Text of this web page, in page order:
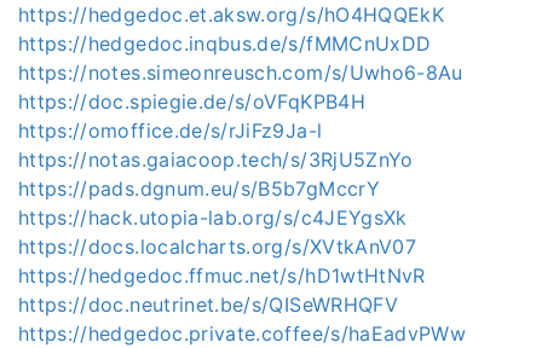
https://hedgedoc.et.aksw.org/s/hO4HQQEkK
https://hedgedoc.inqbus.de/s/fMMCnUxDD
https://notes.simeonreusch.com/s/Uwho6-8Au
https://doc.spiegie.de/s/oVFqKPB4H
https://omoffice.de/s/rJiFz9Ja-l
https://notas.gaiacoop.tech/s/3RjU5ZnYo
https://pads.dgnum.eu/s/B5b7gMccrY
https://hack.utopia-lab.org/s/c4JEYgsXk
https://docs.localcharts.org/s/XVtkAnV07
https://hedgedoc.ffmuc.net/s/hD1wtHtNvR
https://doc.neutrinet.be/s/QISeWRHQFV
https://hedgedoc.private.coffee/s/haEadvPWw